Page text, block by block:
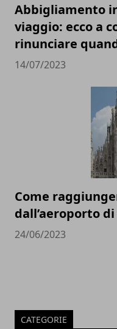
Abbigliamento
viaggio: ecco a
rinunciare
14/07/2023
Come
dall’aeroporto
24/06/2023
CATEGORIE